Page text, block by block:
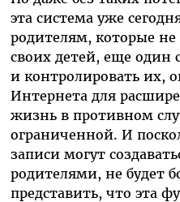
эта система уже
родителям, которые не
своих детей, еще один
и контролировать их,
Интернета для
жизнь в противном
ограниченной. И
записи могут
родителями, не будет
представить, что эта